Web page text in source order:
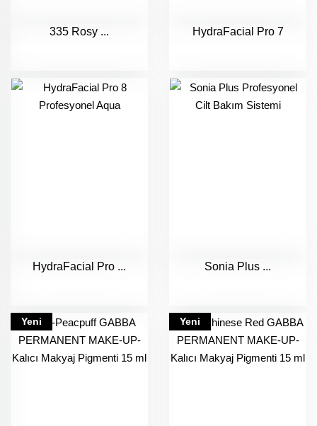
335 Rosy ... HydraFacial Pro 7
HydraFacial Pro ... Sonia Plus ...
Yeni Yeni